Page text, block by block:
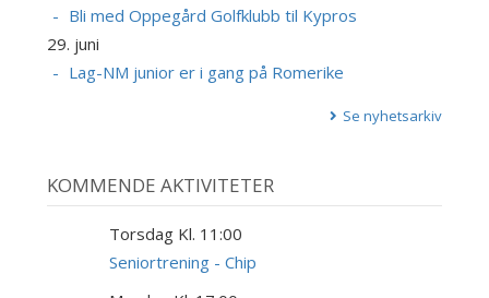
Bli med Oppegård Golfklubb til Kypros
29. juni
Lag-NM junior er i gang på Romerike
Se nyhetsarkiv
KOMMENDE AKTIVITETER
Torsdag Kl. 11:00
Seniortrening - Chip